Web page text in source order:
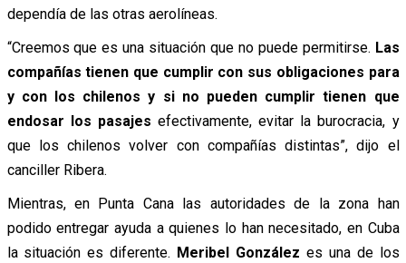
dependía de las otras aerolíneas.
“Creemos que es una situación que no puede permitirse. Las
compañías tienen que cumplir con sus obligaciones para
y con los chilenos y si no pueden cumplir tienen que
endosar los pasajes efectivamente, evitar la burocracia, y
que los chilenos volver con compañías distintas”, dijo el
canciller Ribera.
Mientras, en Punta Cana las autoridades de la zona han
podido entregar ayuda a quienes lo han necesitado, en Cuba
la situación es diferente. Meribel González es una de los